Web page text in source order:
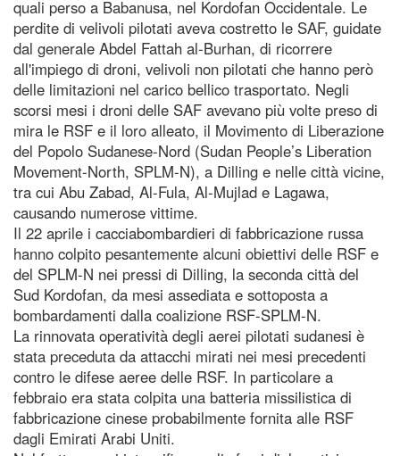
quali perso a Babanusa, nel Kordofan Occidentale. Le
perdite di velivoli pilotati aveva costretto le SAF, guidate
dal generale Abdel Fattah al-Burhan, di ricorrere
all'impiego di droni, velivoli non pilotati che hanno però
delle limitazioni nel carico bellico trasportato. Negli
scorsi mesi i droni delle SAF avevano più volte preso di
mira le RSF e il loro alleato, il Movimento di Liberazione
del Popolo Sudanese-Nord (Sudan People’s Liberation
Movement-North, SPLM-N), a Dilling e nelle città vicine,
tra cui Abu Zabad, Al-Fula, Al-Mujlad e Lagawa,
causando numerose vittime.
Il 22 aprile i cacciabombardieri di fabbricazione russa
hanno colpito pesantemente alcuni obiettivi delle RSF e
del SPLM-N nei pressi di Dilling, la seconda città del
Sud Kordofan, da mesi assediata e sottoposta a
bombardamenti dalla coalizione RSF-SPLM-N.
La rinnovata operatività degli aerei pilotati sudanesi è
stata preceduta da attacchi mirati nei mesi precedenti
contro le difese aeree delle RSF. In particolare a
febbraio era stata colpita una batteria missilistica di
fabbricazione cinese probabilmente fornita alle RSF
dagli Emirati Arabi Uniti.